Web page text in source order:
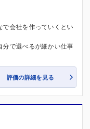
で会社を作っていくとい
で選べるが細かい仕事
評価の詳細を見る